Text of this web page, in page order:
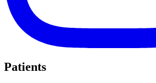
Patients